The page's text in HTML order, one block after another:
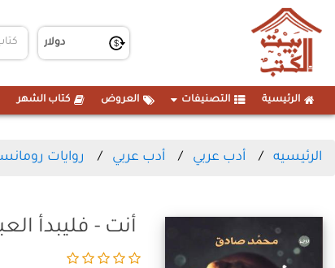
الرئيسية التصنيفات العروض كتاب الشهر
الرئيسيه أدب عربي أدب عربي روايات
أنت - فليبدأ